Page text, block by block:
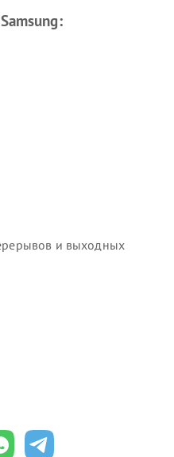
и выходных